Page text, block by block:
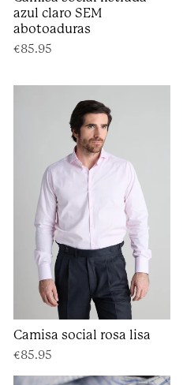
azul claro SEM
abotoaduras
€85.95
Camisa social rosa lisa
€85.95